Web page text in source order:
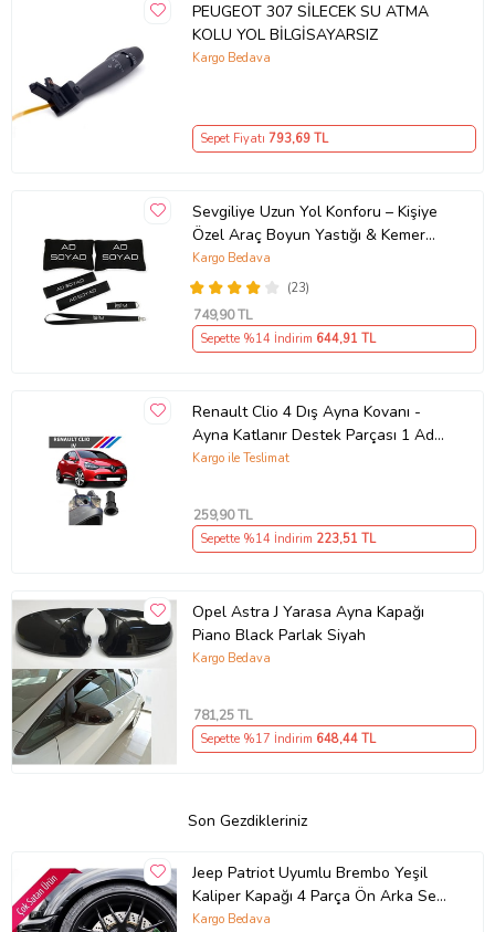
PEUGEOT 307 SİLECEK SU ATMA
KOLU YOL BİLGİSAYARSIZ
Kargo Bedava
Sepet Fiyatı 793,69 TL
Sevgiliye Uzun Yol Konforu – Kişiye
Özel Araç Boyun Yastığı & Kemer
Pedi Hediye Seti
(23)
Kargo Bedava
749,90 TL
Sepette %14 İndirim 644,91 TL
Renault Clio 4 Dış Ayna Kovanı -
Ayna Katlanır Destek Parçası 1 Adet
490307706 M3625
Kargo ile Teslimat
259,90 TL
Sepette %14 İndirim 223,51 TL
Opel Astra J Yarasa Ayna Kapağı
Piano Black Parlak Siyah
Kargo Bedava
781,25 TL
Sepette %17 İndirim 648,44 TL
Son Gezdikleriniz
Jeep Patriot Uyumlu Brembo Yeşil
Kaliper Kapağı 4 Parça Ön Arka Set
(Karışık)
Kargo Bedava